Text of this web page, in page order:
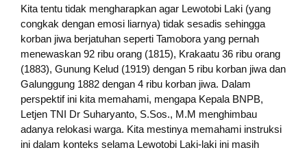
Kita tentu tidak mengharapkan agar Lewotobi Laki (yang
congkak dengan emosi liarnya) tidak sesadis sehingga
korban jiwa berjatuhan seperti Tamobora yang pernah
menewaskan 92 ribu orang (1815), Krakaatu 36 ribu orang
(1883), Gunung Kelud (1919) dengan 5 ribu korban jiwa dan
Galunggung 1882 dengan 4 ribu korban jiwa. Dalam
perspektif ini kita memahami, mengapa Kepala BNPB,
Letjen TNI Dr Suharyanto, S.Sos., M.M menghimbau
adanya relokasi warga. Kita mestinya memahami instruksi
ini dalam konteks selama Lewotobi Laki-laki ini masih